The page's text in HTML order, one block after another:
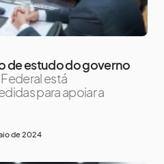
de estudo do governo
está
para apoiar a
de 2024